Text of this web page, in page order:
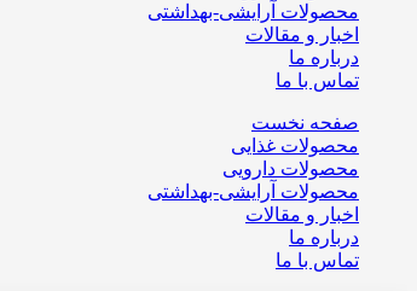
محصولات آرایشی-بهداشتی
اخبار و مقالات
درباره ما
تماس با ما
صفحه نخست
محصولات غذایی
محصولات دارویی
محصولات آرایشی-بهداشتی
اخبار و مقالات
درباره ما
تماس با ما